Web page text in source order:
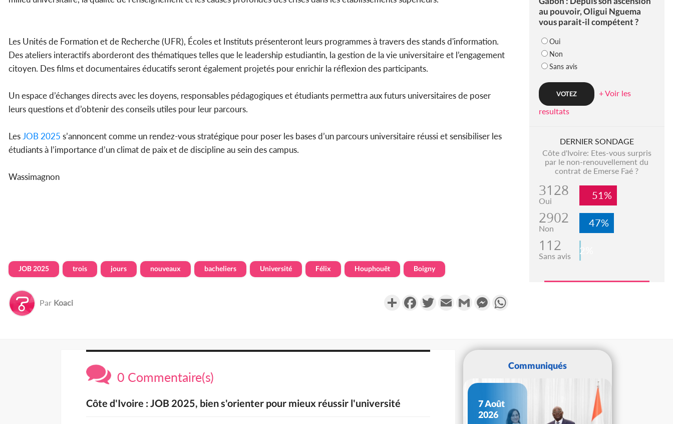
Les Unités de Formation et de Recherche (UFR), Écoles et Instituts présenteront leurs programmes à travers des stands d'information.
Des ateliers interactifs aborderont des thématiques telles que le leadership estudiantin, la gestion de la vie universitaire et l’engagement
citoyen. Des films et documentaires éducatifs seront également projetés pour enrichir la réflexion des participants.
Un espace d’échanges directs avec les doyens, responsables pédagogiques et étudiants permettra aux futurs universitaires de poser
leurs questions et d’obtenir des conseils utiles pour leur parcours.
LesJOB 2025 s’annoncent comme un rendez-vous stratégique pour poser les bases d’un parcours universitaire réussi et sensibiliser les
étudiants à l’importance d’un climat de paix et de discipline au sein des campus.
Wassimagnon
JOB 2025 trois jours nouveaux bacheliers Université Félix Houphouët Boigny
Par Koaci PartagerFacebookTwitterEmail Gmail Messenger
au pouvoir, Oligui Nguema
vous parait-il compétent ?
Oui
Non
Sans avis
+ Voir les
resultats
DERNIER SONDAGE
Côte d'Ivoire: Etes-vous surpris
par le non-renouvellement du
contrat de Emerse Faé ?
3128
Oui 51%
2902
Non 47%
112
Sans avis 2%
0 Commentaire(s)
Côte d'Ivoire : JOB 2025, bien s'orienter pour mieux réussir l'université
Communiqués
7 Août
2026